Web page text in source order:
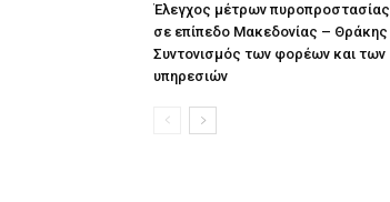
Έλεγχος μέτρων πυροπροστασίας
σε επίπεδο Μακεδονίας – Θράκης
Συντονισμός των φορέων και των
υπηρεσιών